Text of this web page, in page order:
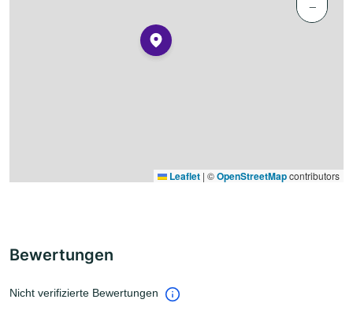
−
Leaflet | ©OpenStreetMapcontributors
Bewertungen
Nicht verifizierte Bewertungen